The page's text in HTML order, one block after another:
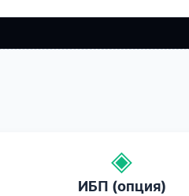
◈
ИБП (опция)